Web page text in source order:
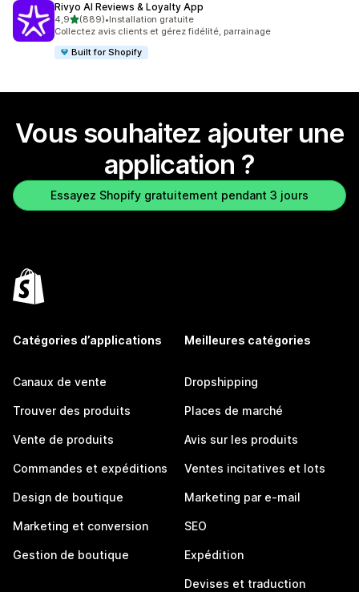
Rivyo AI Reviews & Loyalty App
4,9étoile(s) sur 5
(889)
889 avis au total
•Installation gratuite
Collectez avis clients et gérez fidélité, parrainage
Built for Shopify
Vous souhaitez ajouter une
application ?
Essayez Shopify gratuitement pendant 3 jours
Catégories d’applications
Canaux de vente
Trouver des produits
Vente de produits
Commandes et expéditions
Design de boutique
Marketing et conversion
Gestion de boutique
Meilleures catégories
Dropshipping
Places de marché
Avis sur les produits
Ventes incitatives et lots
Marketing par e-mail
SEO
Expédition
Devises et traduction